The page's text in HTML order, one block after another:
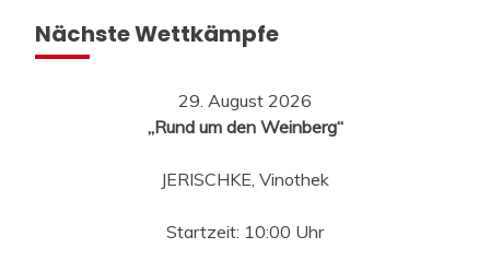
Nächste Wettkämpfe
29. August 2026
„Rund um den Weinberg“
JERISCHKE, Vinothek
Startzeit: 10:00 Uhr